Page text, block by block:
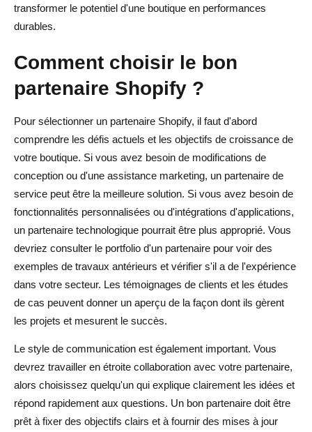
transformer le potentiel d'une boutique en performances
durables.
Comment choisir le bon
partenaire Shopify ?
Pour sélectionner un partenaire Shopify, il faut d'abord
comprendre les défis actuels et les objectifs de croissance de
votre boutique. Si vous avez besoin de modifications de
conception ou d'une assistance marketing, un partenaire de
service peut être la meilleure solution. Si vous avez besoin de
fonctionnalités personnalisées ou d'intégrations d'applications,
un partenaire technologique pourrait être plus approprié. Vous
devriez consulter le portfolio d'un partenaire pour voir des
exemples de travaux antérieurs et vérifier s'il a de l'expérience
dans votre secteur. Les témoignages de clients et les études
de cas peuvent donner un aperçu de la façon dont ils gèrent
les projets et mesurent le succès.
Le style de communication est également important. Vous
devrez travailler en étroite collaboration avec votre partenaire,
alors choisissez quelqu'un qui explique clairement les idées et
répond rapidement aux questions. Un bon partenaire doit être
prêt à fixer des objectifs clairs et à fournir des mises à jour